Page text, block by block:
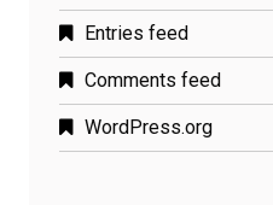
Entries feed
Comments feed
WordPress.org